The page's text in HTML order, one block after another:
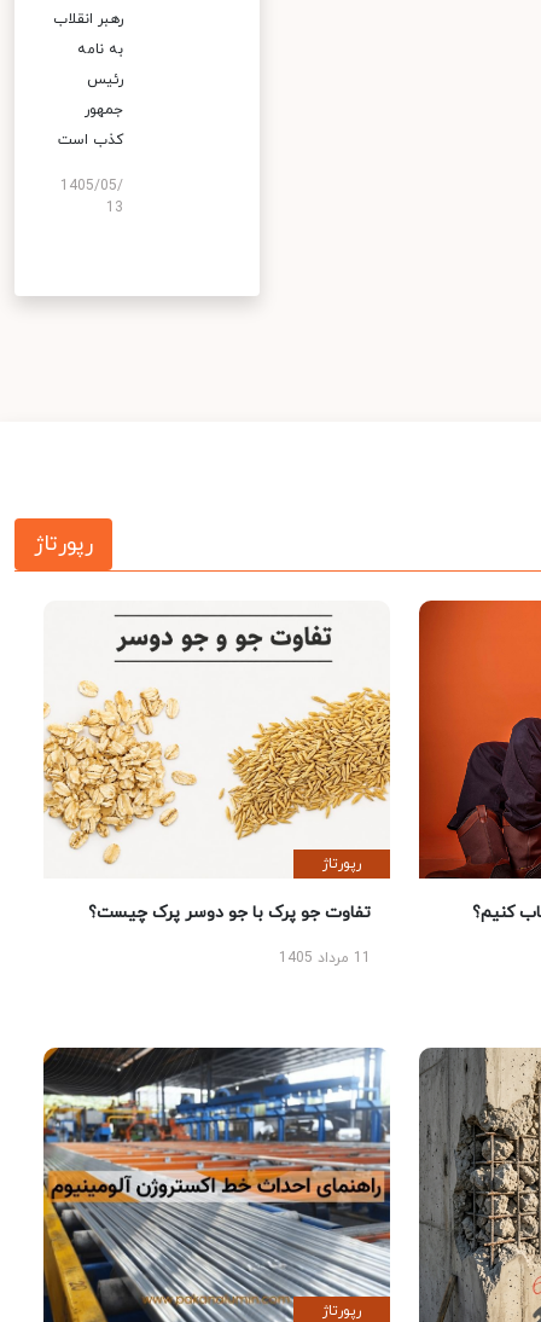
رهبر انقلاب
به نامه
رئیس
جمهور
کذب است
1405/05/
13
رپورتاژ
کنیم؟
رپورتاژ
تفاوت جو پرک با جو دوسر پرک چیست؟
رپورتاژ